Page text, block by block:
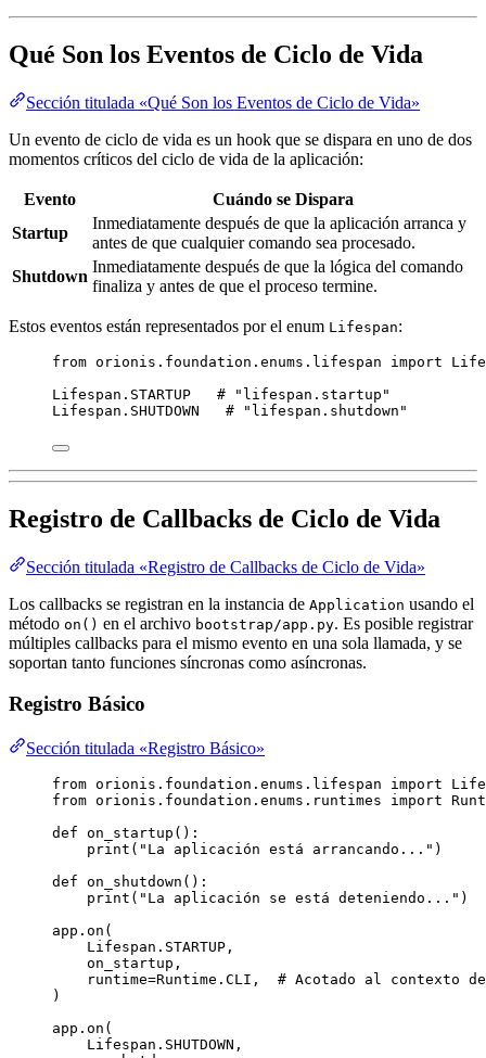
Qué Son los Eventos de Ciclo de Vida
Sección titulada «Qué Son los Eventos de Ciclo de Vida»
Un evento de ciclo de vida es un hook que se dispara en uno de dos
momentos críticos del ciclo de vida de la aplicación:
Evento
Cuándo se Dispara
Startup
Inmediatamente después de que la aplicación arranca y
antes de que cualquier comando sea procesado.
Shutdown
Inmediatamente después de que la lógica del comando
finaliza y antes de que el proceso termine.
Estos eventos están representados por el enum Lifespan:
from orionis.foundation.enums.lifespan import
Lifespan. STARTUP
# "lifespan.startup"
Lifespan. SHUTDOWN # "lifespan.shutdown"
Registro de Callbacks de Ciclo de Vida
Sección titulada «Registro de Callbacks de Ciclo de Vida»
Los callbacks se registran en la instancia de Application usando el
método on() en el archivo bootstrap/app.py. Es posible registrar
múltiples callbacks para el mismo evento en una sola llamada, y se
soportan tanto funciones síncronas como asíncronas.
Registro Básico
Sección titulada «Registro Básico»
from orionis.foundation.enums.lifespan import
from orionis.foundation.enums.runtimes import
def on_startup () :
print ( " La aplicación está arrancando... " )
def on_shutdown () :
print ( " La aplicación se está deteniendo... " )
app. on (
Lifespan.STARTUP ,
on_startup ,
runtime=Runtime.CLI ,
# Acotado al contexto
)
app. on (
Lifespan.SHUTDOWN ,